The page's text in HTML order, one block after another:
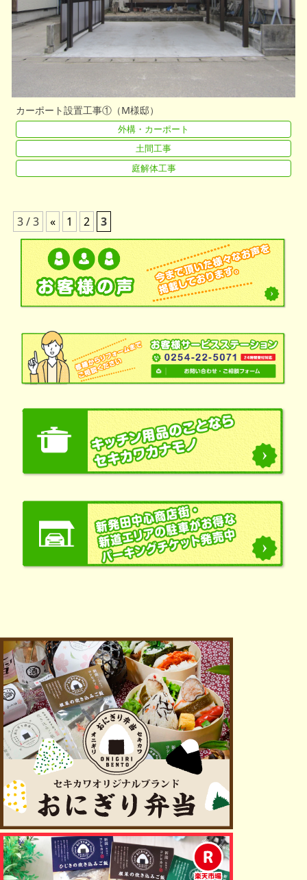
カーポート設置工事①（M様邸）
外構・カーポート
土間工事
庭解体工事
3 / 3 « 1 2 3